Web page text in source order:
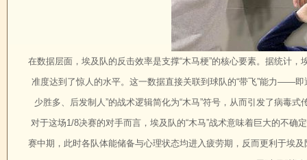
在数据层面，埃及队的反击效率是支撑“木马梗”的核心要素。据统计
准度达到了惊人的水平。这一数据直接关联到球队的“带飞”能力——
少胜多、后发制人”的战术逻辑简化为“木马”符号，从而引发了病毒式
对于这场1/8决赛的对手而言，埃及队的“木马”战术意味着巨大的不
赛中期，此时各队体能储备与心理状态均进入疲劳期，反而更利于埃